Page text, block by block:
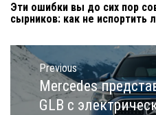
Эти ошибки вы до сих пор
сырников: как не
Навигация
по
записям
Previous
Previous
post:
Mercedes
GLB с